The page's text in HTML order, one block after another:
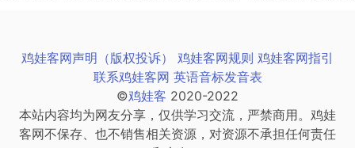
鸡娃客网声明（版权投诉） 鸡娃客网规则 鸡娃客网指引
联系鸡娃客网 英语音标发音表
©鸡娃客 2020-2022
本站内容均为网友分享，仅供学习交流，严禁商用。鸡娃
客网不保存、也不销售相关资源，对资源不承担任何责任